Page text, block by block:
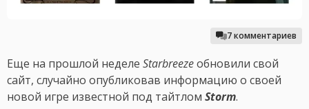
7 комментариев
Еще на прошлой неделе Starbreezeобновили свой
сайт, случайно опубликовав информацию о своей
новой игре известной под тайтлом Storm.